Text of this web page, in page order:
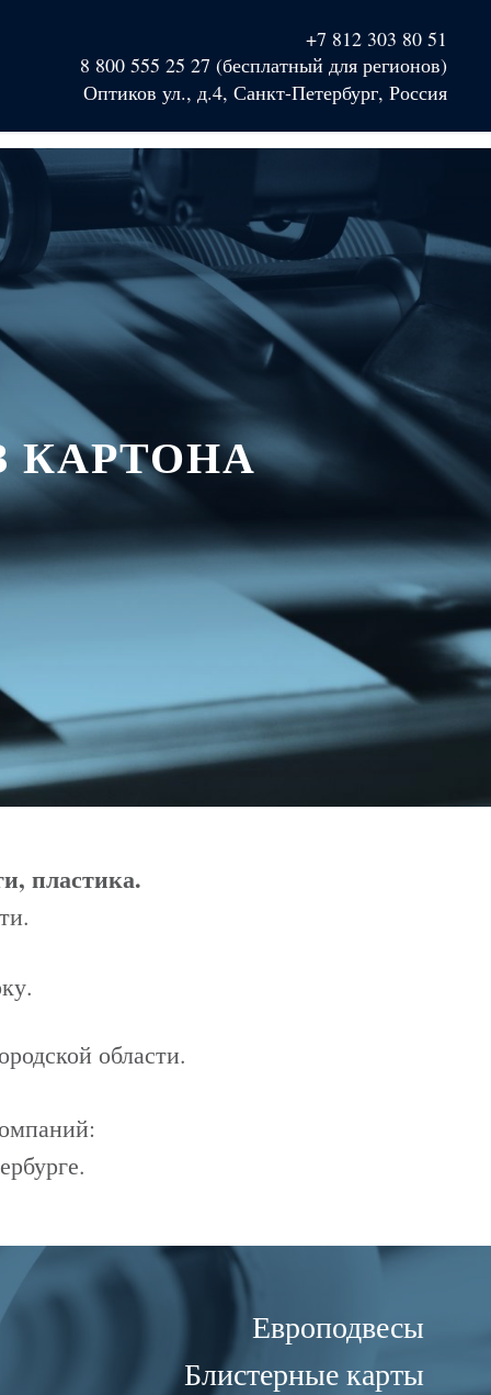
+7 812 303 80 51
8 800 555 25 27 (бесплатный для регионов)
Оптиков ул., д.4, Санкт-Петербург, Россия
КАРТОНА
пластика.
области.
Европодвесы
Блистерные карты